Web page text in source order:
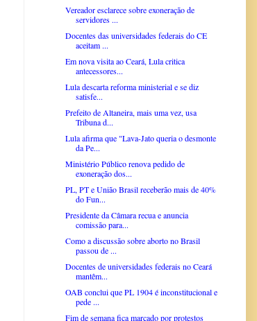
Vereador esclarece sobre exoneração de
servidores ...
Docentes das universidades federais do CE
aceitam ...
Em nova visita ao Ceará, Lula critica
antecessores...
Lula descarta reforma ministerial e se diz
satisfe...
Prefeito de Altaneira, mais uma vez, usa
Tribuna d...
Lula afirma que "Lava-Jato queria o desmonte
da Pe...
Ministério Público renova pedido de
exoneração dos...
PL, PT e União Brasil receberão mais de 40%
do Fun...
Presidente da Câmara recua e anuncia
comissão para...
Como a discussão sobre aborto no Brasil
passou de ...
Docentes de universidades federais no Ceará
mantêm...
OAB conclui que PL 1904 é inconstitucional e
pede ...
Fim de semana fica marcado por protestos